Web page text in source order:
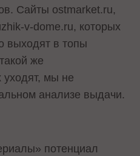
Сайты ostmarket.ru,
v-dome.ru, которых
выходят в топы
же
уходят, мы не
анализе выдачи.
потенциал